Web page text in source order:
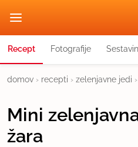
Recept Fotografije
domov › recepti › zelenjavne jedi ›
Mini
žara